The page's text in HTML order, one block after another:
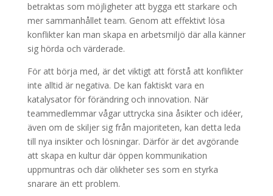
betraktas som möjligheter att bygga ett starkare och
mer sammanhållet team. Genom att effektivt lösa
konflikter kan man skapa en arbetsmiljö där alla känner
sig hörda och värderade.
För att börja med, är det viktigt att förstå att konflikter
inte alltid är negativa. De kan faktiskt vara en
katalysator för förändring och innovation. När
teammedlemmar vågar uttrycka sina åsikter och idéer,
även om de skiljer sig från majoriteten, kan detta leda
till nya insikter och lösningar. Därför är det avgörande
att skapa en kultur där öppen kommunikation
uppmuntras och där olikheter ses som en styrka
snarare än ett problem.